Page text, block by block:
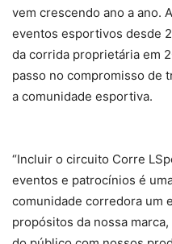
vem crescendo ano a ano.
eventos esportivos desde
da corrida proprietária em
passo no compromisso de
a comunidade esportiva.
“Incluir o circuito Corre
eventos e patrocínios é
comunidade corredora um
propósitos da nossa